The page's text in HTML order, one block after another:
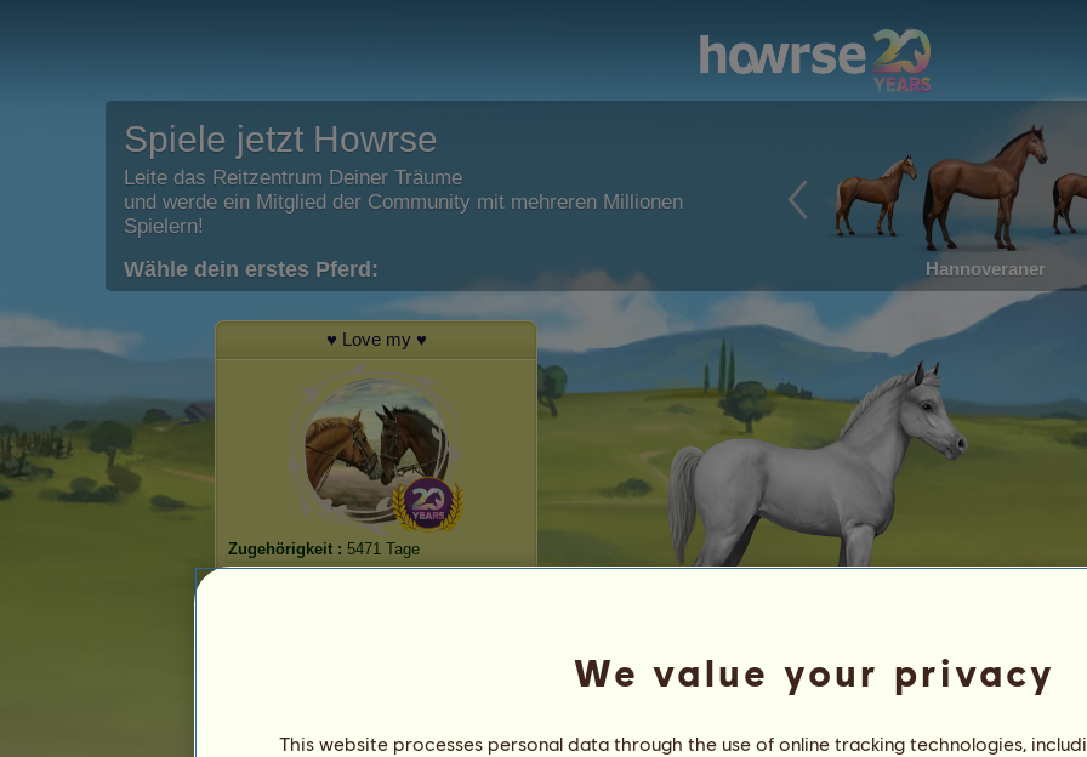
Spiele jetzt Howrse
Leite das Reitzentrum Deiner Träume
und werde ein Mitglied der Community mit mehreren Millionen
Spielern!
Wähle dein erstes Pferd: Hannoveraner
♥ Love my ♥
Zugehörigkeit : 5471 Tage
Die Gesamtrangliste
We value your privacy
This website processes personal data through the use of online tracking technologies,